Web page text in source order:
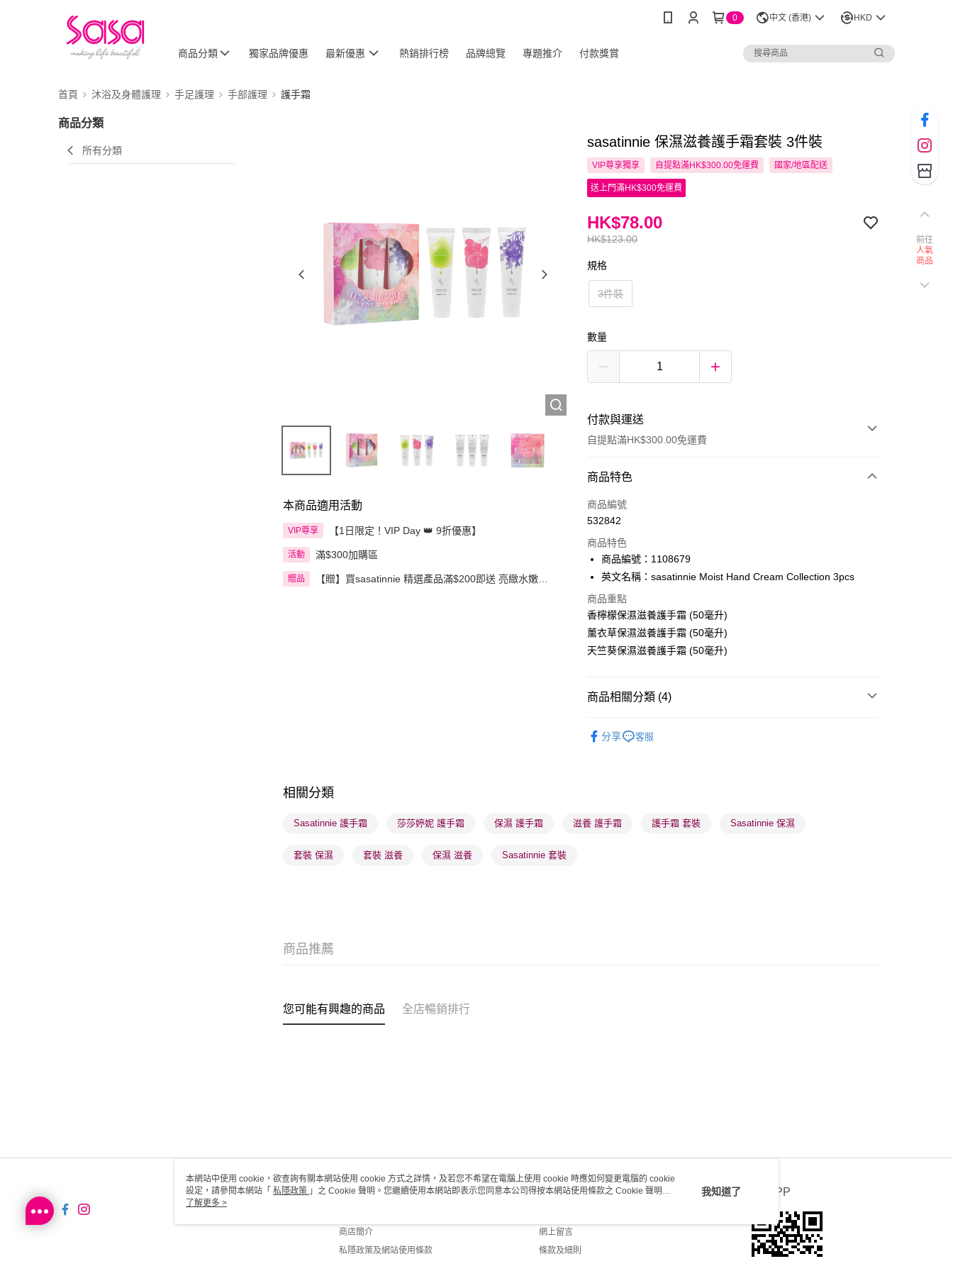
0 中文 (香港) HKD
商品分類 獨家品牌優惠 最新優惠 熱銷排行榜 品牌總覽 專題推介 付款獎賞
首頁 沐浴及身體護理 手足護理 手部護理 護手霜
商品分類
所有分類
本商品適用活動
VIP尊享 【1日限定！VIP Day 👑 9折優惠】
活動 滿$300加購區
贈品
【贈】買sasatinnie 精選產品滿$200即送 亮緻水嫩潤
sasatinnie 保濕滋養護手霜套裝 3件裝
VIP尊享獨享 自提點滿HK$300.00免運費 國家/地區配送
送上門滿HK$300免運費
HK$123.00
HK$78.00
規格
3件裝
數量
付款與運送
自提點滿HK$300.00免運費
付款方式
信用卡
AlipayHK
PayMe
WeChat Pay
BoC Pay
順豐自助櫃 - 確認發貨後1-3個工作天送達
商品特色
商品編號
532842
商品特色
商品編號：1108679
英文名稱：sasatinnie Moist Hand Cream Collection 3pcs
商品重點
香檸檬保濕滋養護手霜 (50毫升)
薰衣草保濕滋養護手霜 (50毫升)
天竺葵保濕滋養護手霜 (50毫升)
商品相關分類 (4)
分享 客服
相關分類
Sasatinnie 護手霜 莎莎婷妮 護手霜 保濕 護手霜 滋養 護手霜 護手霜 套裝 Sasatinnie 保濕
套裝 保濕 套裝 滋養 保濕 滋養 Sasatinnie 套裝
商品推薦
您可能有興趣的商品 全店暢銷排行
關於我們
商店簡介
私隱政策及網站使用條款
客戶服務
網上留言
條款及細則
官方APP
前往
人氣
商品
本網站中使用 cookie，欲查詢有關本網站使用 cookie 方式之詳情，及若您不希望在電腦上使用 cookie 時應如何變更電腦的 cookie
設定，請參閱本網站「 私隱政策 」之 Cookie 聲明。您繼續使用本網站即表示您同意本公司得按本網站使用條款之 Cookie 聲明使
用 cookie。
了解更多 >
我知道了